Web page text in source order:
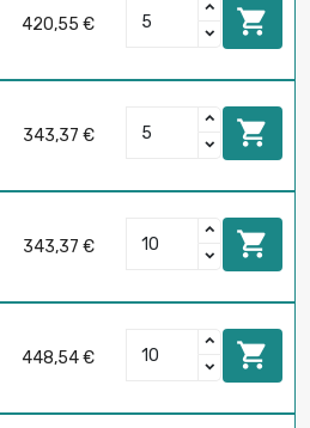
420,55 € 
343,37 € 
343,37 € 
448,54 € 